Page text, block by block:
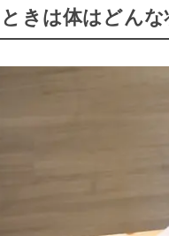
きは体はどんな